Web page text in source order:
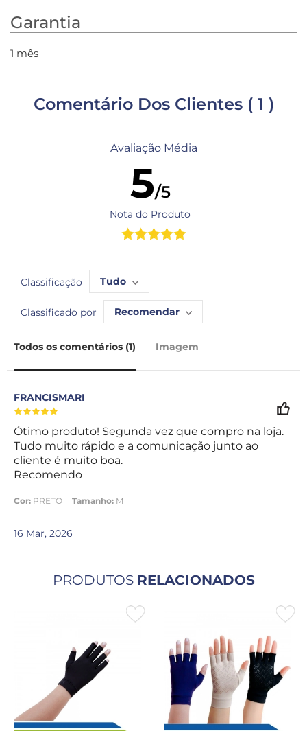
Garantia
1 mês
Comentário Dos Clientes ( 1 )
Avaliação Média
5/5
Nota do Produto
Classificação Tudo
Classificado por Recomendar
Todos os comentários (1) Imagem
FRANCISMARI
16 Mar, 2026
Ótimo produto! Segunda vez que compro na loja.
Tudo muito rápido e a comunicação junto ao
cliente é muito boa.
Recomendo
Cor: PRETO Tamanho: M
PRODUTOS RELACIONADOS